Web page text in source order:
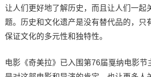
让人们更好地了解历史，而且让人们一起
题。历史和文化遗产是没有替代品的，只
保证文化的多元性和独特性。
电影《奇美拉》已入围第76届戛纳电影节